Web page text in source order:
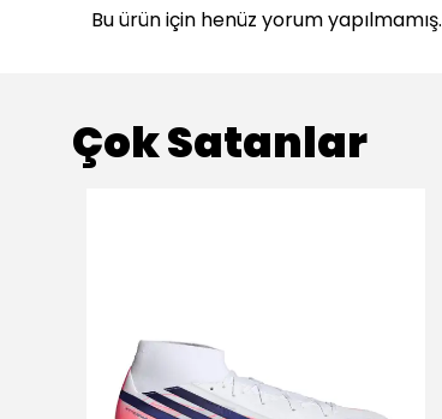
Bu ürün için henüz yorum yapılmamış.
Çok Satanlar